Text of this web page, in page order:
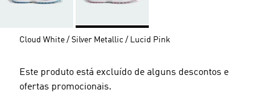
Cloud White / Silver Metallic / Lucid Pink
Este produto está excluído de alguns descontos e
ofertas promocionais.